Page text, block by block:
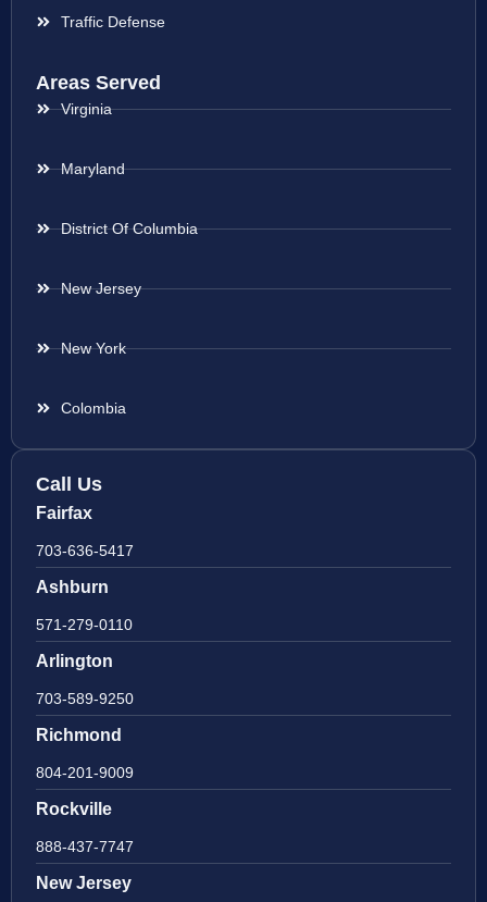
Traffic Defense
Areas Served
Virginia
Maryland
District Of Columbia
New Jersey
New York
Colombia
Call Us
Fairfax
703-636-5417
Ashburn
571-279-0110
Arlington
703-589-9250
Richmond
804-201-9009
Rockville
888-437-7747
New Jersey